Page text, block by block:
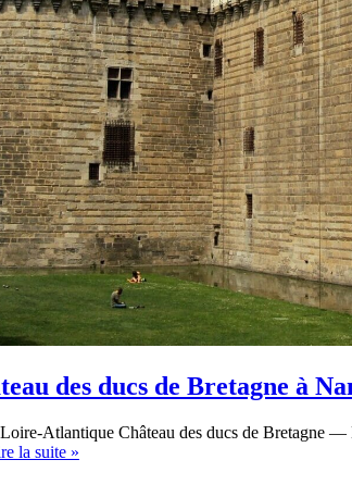
des ducs de Bretagne à
Atlantique Château des ducs de Bretagne
la suite »